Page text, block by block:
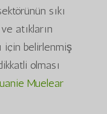
sıkı
atıkların
için belirlenmiş
olması
Muelear